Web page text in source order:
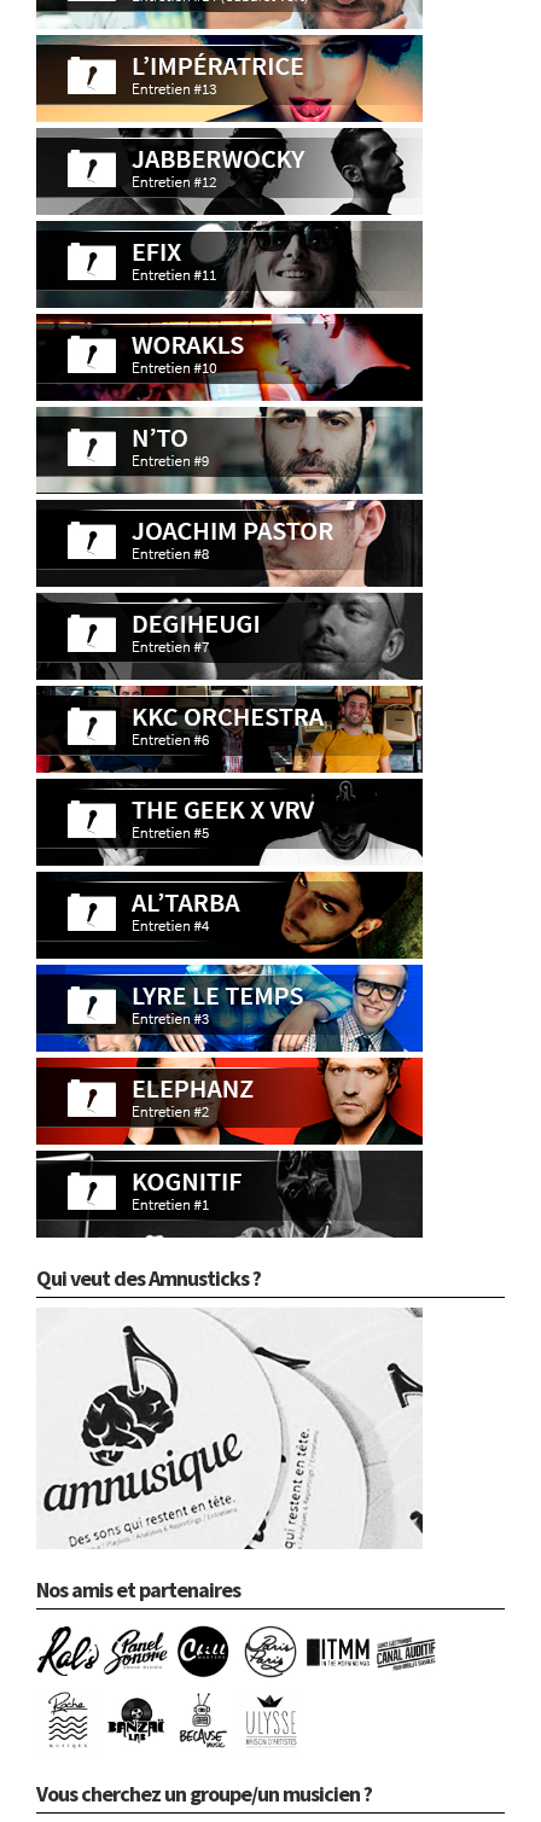
Qui veut des Amnusticks ?
Nos amis et partenaires
Vous cherchez un groupe/un musicien ?